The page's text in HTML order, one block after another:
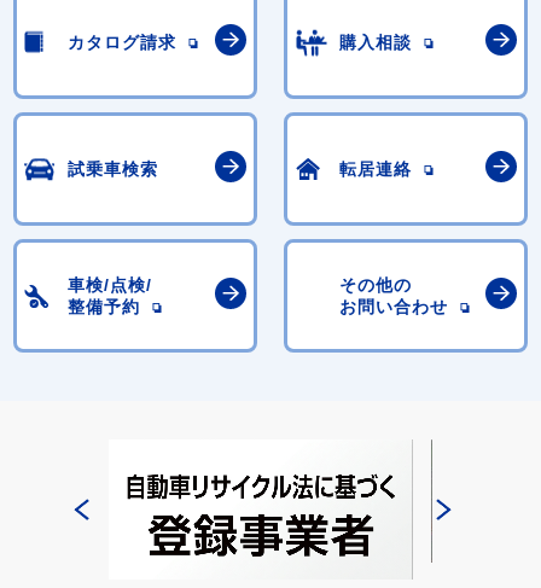
カタログ請求 購入相談
試乗車検索 転居連絡
車検/点検/
整備予約
その他の
お問い合わせ